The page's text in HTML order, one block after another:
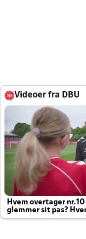
Videoer fra DBU
Hvem overtager
glemmer sit pas?
altid til efter kampe?